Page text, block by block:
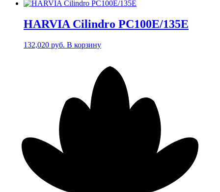
HARVIA Cilindro PC100E/135E
132,020 руб. В корзину